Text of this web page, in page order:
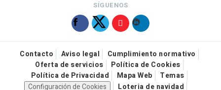
SÍGUENOS
Contacto Aviso legal
Cumplimiento normativo
Oferta de servicios
Política de Cookies
Política de Privacidad
Mapa Web
Temas
Configuración de Cookies
Loteria de navidad